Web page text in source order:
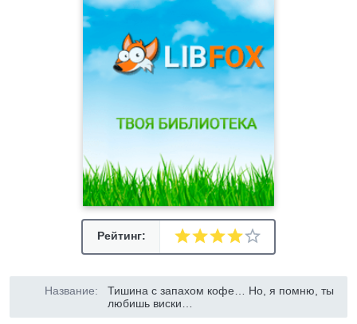
Рейтинг:
Название:
Тишина с запахом кофе… Но, я помню, ты
любишь виски…